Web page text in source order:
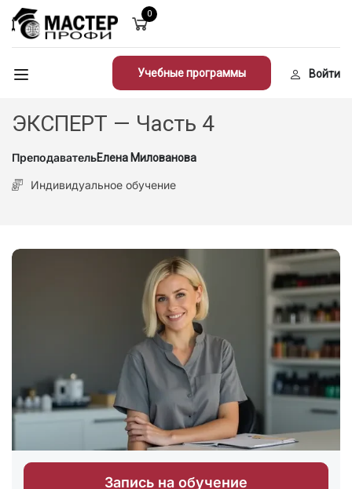
0
Учебные программы Войти
ЭКСПЕРТ — Часть 4
ПреподавательЕлена Милованова
Индивидуальное обучение
Запись на обучение